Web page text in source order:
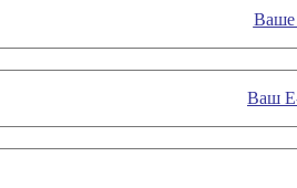
Ваше
Ваш